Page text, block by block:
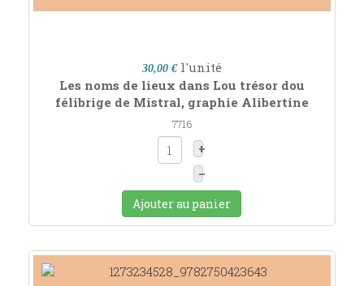
30,00 € l'unité
Les noms de lieux dans Lou trésor dou
félibrige de Mistral, graphie Alibertine
7716
+
–
Ajouter au panier